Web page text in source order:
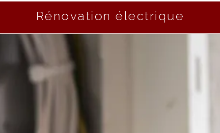
Rénovation électrique